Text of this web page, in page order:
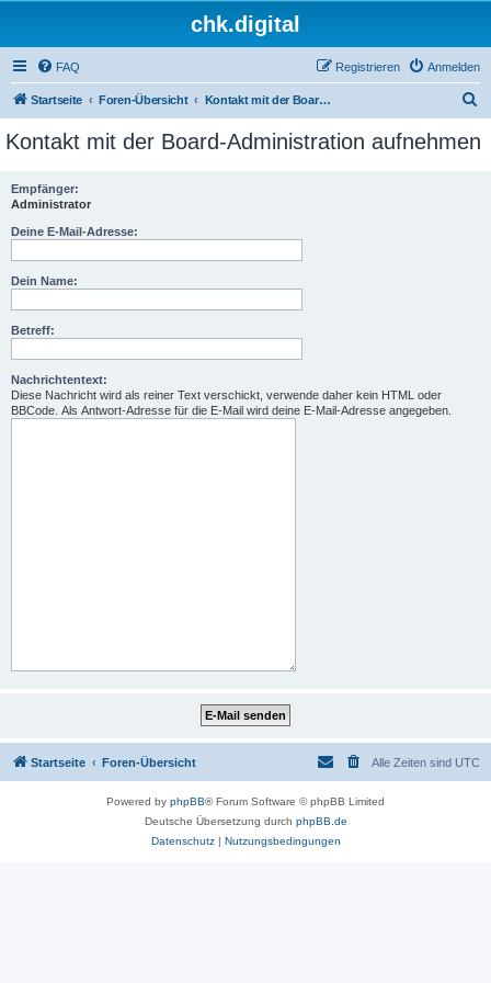
chk.digital
FAQ Anmelden
Registrieren
Startseite Foren-Übersicht Kontakt mit der Board-Administration aufnehmen
c
Kontakt mit der Board-Administration aufnehmen
Empfänger:
Administrator
Deine E-Mail-Adresse:
Dein Name:
Betreff:
Nachrichtentext:
Diese Nachricht wird als reiner Text verschickt, verwende daher kein HTML oder
BBCode. Als Antwort-Adresse für die E-Mail wird deine E-Mail-Adresse angegeben.
Startseite Foren-Übersicht Alle Zeiten sind UTC
Powered by phpBB® Forum Software © phpBB Limited
Deutsche Übersetzung durch phpBB.de
Datenschutz| Nutzungsbedingungen